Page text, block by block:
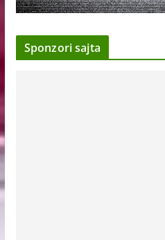
Sponzori sajta